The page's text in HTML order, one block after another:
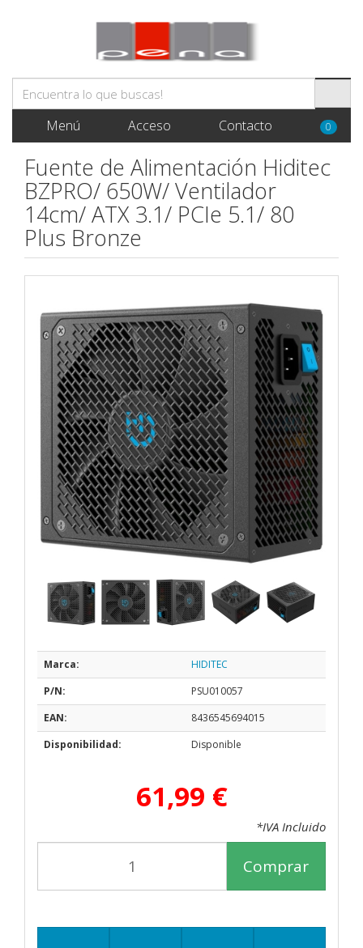
Menú Acceso Contacto 0
Fuente de Alimentación Hiditec
BZPRO/ 650W/ Ventilador
14cm/ ATX 3.1/ PCIe 5.1/ 80
Plus Bronze
Marca:
HIDITEC
P/N:
PSU010057
EAN:
8436545694015
Disponibilidad:
Disponible
61,99 €
*IVA Incluido
Comprar